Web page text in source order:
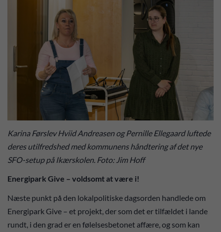
Karina Førslev Hviid Andreasen og Pernille Ellegaard luftede
deres utilfredshed med kommunens håndtering af det nye
SFO-setup på Ikærskolen. Foto: Jim Hoff
Energipark Give – voldsomt at være i!
Næste punkt på den lokalpolitiske dagsorden handlede om
Energipark Give – et projekt, der som det er tilfældet i lande
rundt, i den grad er en følelsesbetonet affære, og som kan